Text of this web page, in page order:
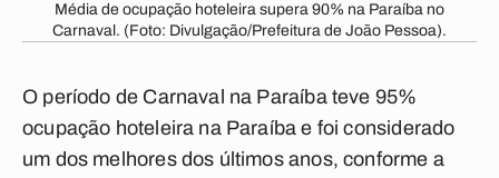
Média de ocupação hoteleira supera 90% na Paraíba no
Carnaval. (Foto: Divulgação/Prefeitura de João Pessoa).
O período de Carnaval na Paraíba teve 95%
ocupação hoteleira na Paraíba e foi considerado
um dos melhores dos últimos anos, conforme a